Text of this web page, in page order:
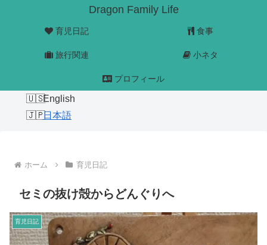
Dragon Family Life
育児日記 食事
旅行関連 小ネタ
プロフィール
English
日本語
ホーム 育児日記
セミの抜け殻からどんぐりへ
育児日記